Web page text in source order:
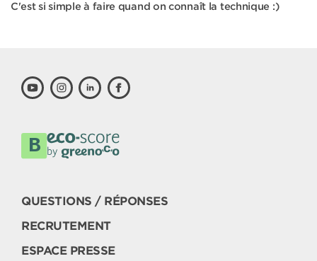
C'est si simple à faire quand on connaît la technique :)
QUESTIONS / RÉPONSES
RECRUTEMENT
ESPACE PRESSE